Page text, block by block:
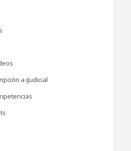
a iJudicial